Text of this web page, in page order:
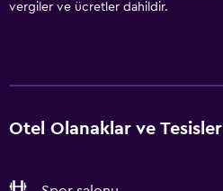
vergiler ve ücretler dahildir.
Otel Olanaklar ve Tesisler